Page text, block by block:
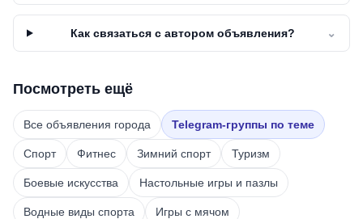
Как связаться с автором объявления? ⌄
Посмотреть ещё
Все объявления города Telegram-группы по теме
Спорт Фитнес Зимний спорт Туризм
Боевые искусства Настольные игры и пазлы
Водные виды спорта Игры с мячом